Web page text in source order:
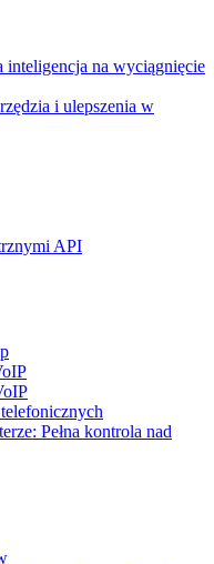
na wyciągnięcie
i ulepszenia w
API
Pełna kontrola nad